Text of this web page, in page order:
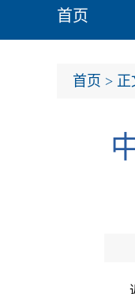
首页
首页 > 正